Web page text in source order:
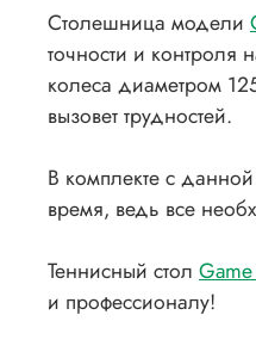
Столешница модели
точности и
колеса диаметром
вызовет трудностей.
В комплекте с
время, ведь все
Теннисный стол
и профессионалу!